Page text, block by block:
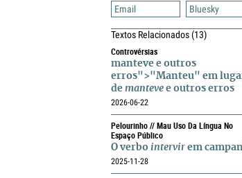
Email
Bluesky
Textos Relacionados(13)
Controvérsias
manteve e outros
erros">"Manteu" em
de manteve e outros erros
2026-06-22
Pelourinho // Mau Uso Da Língua No
Espaço Público
O verbo intervir em
2025-11-28